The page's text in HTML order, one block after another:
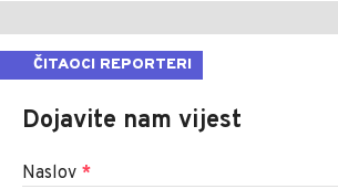
ČITAOCI REPORTERI
Dojavite nam vijest
Naslov *